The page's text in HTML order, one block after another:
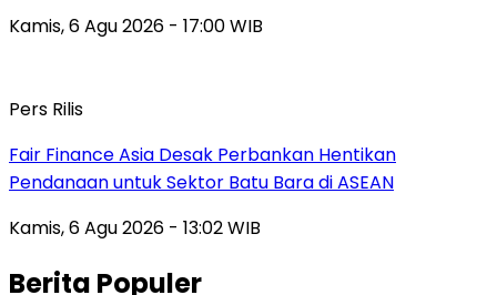
Kamis, 6 Agu 2026 - 17:00 WIB
Pers Rilis
Fair Finance Asia Desak Perbankan Hentikan
Pendanaan untuk Sektor Batu Bara di ASEAN
Kamis, 6 Agu 2026 - 13:02 WIB
Berita Populer